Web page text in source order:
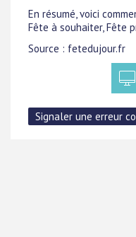
En résumé, voici
Fête à souhaiter, Fête
Source : fetedujour.fr